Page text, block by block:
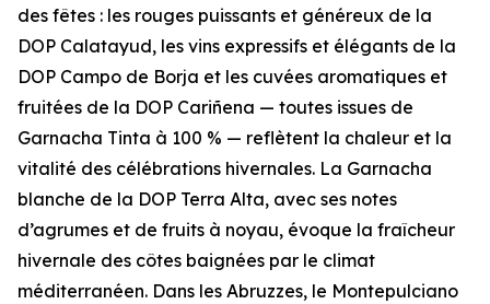
des fêtes : les rouges puissants et généreux de la
DOP Calatayud, les vins expressifs et élégants de la
DOP Campo de Borja et les cuvées aromatiques et
fruitées de la DOP Cariñena — toutes issues de
Garnacha Tinta à 100 % — reflètent la chaleur et la
vitalité des célébrations hivernales. La Garnacha
blanche de la DOP Terra Alta, avec ses notes
d’agrumes et de fruits à noyau, évoque la fraîcheur
hivernale des côtes baignées par le climat
méditerranéen. Dans les Abruzzes, le Montepulciano